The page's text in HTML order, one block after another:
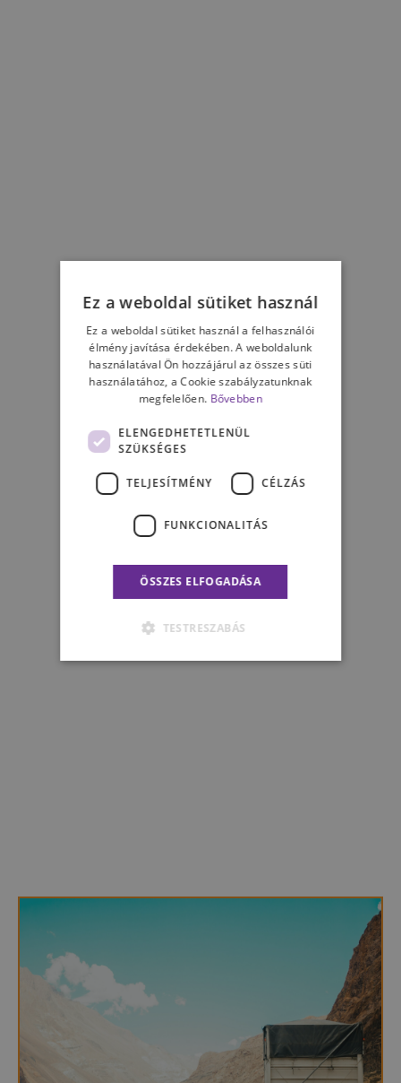
Ez a weboldal sütiket használ
Ez a weboldal sütiket használ a felhasználói
élmény javítása érdekében. A weboldalunk
használatával Ön hozzájárul az összes süti
használatához, a Cookie szabályzatunknak
megfelelően. Bővebben
ELENGEDHETETLENÜL
SZÜKSÉGES
TELJESÍTMÉNY CÉLZÁS
FUNKCIONALITÁS
ÖSSZES ELFOGADÁSA
TESTRESZABÁS